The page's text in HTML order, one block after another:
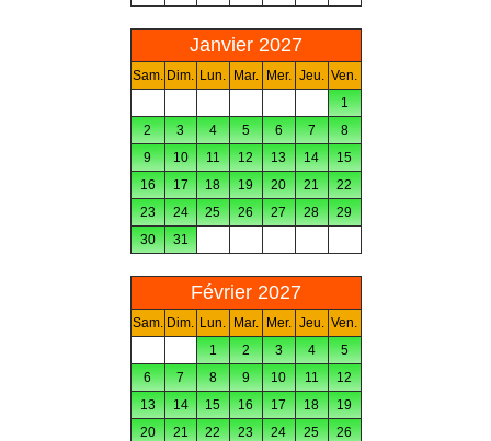
Janvier 2027
Sam. Dim. Lun. Mar. Mer. Jeu.
Ven.
1
2
3 4 5 6 7
8
9
10 11 12 13 14
15
16
17 18 19 20 21
22
23
24 25 26 27 28
29
30
31
Février 2027
Sam. Dim. Lun. Mar. Mer. Jeu.
Ven.
1
2 3 4
5
6
7 8 9 10 11
12
13
14 15 16 17 18
19
20
21 22 23 24 25
26